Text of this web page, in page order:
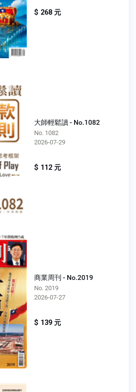
$ 268 元
大師輕鬆讀 - No.1082
No. 1082
2026-07-29
$ 112 元
商業周刊 - No.2019
No. 2019
2026-07-27
$ 139 元